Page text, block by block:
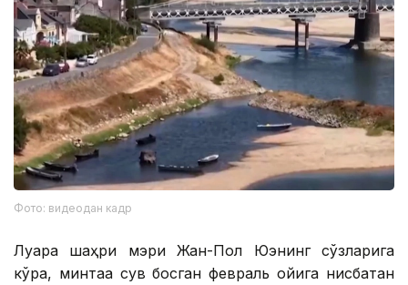
Фото: видеодан кадр
Луара шаҳри мэри Жан-Пол Юэнинг сўзларига
кўра, минтақа сув босган февраль ойига нисбатан